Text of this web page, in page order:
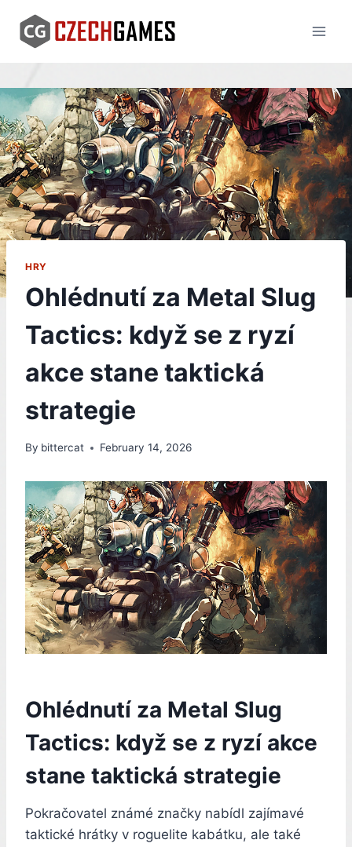
content
HRY
Ohlédnutí za Metal Slug
Tactics: když se z ryzí
akce stane taktická
strategie
By bittercat February 14, 2026
Ohlédnutí za Metal Slug
Tactics: když se z ryzí akce
stane taktická strategie
Pokračovatel známé značky nabídl zajímavé
taktické hrátky v roguelite kabátku, ale také